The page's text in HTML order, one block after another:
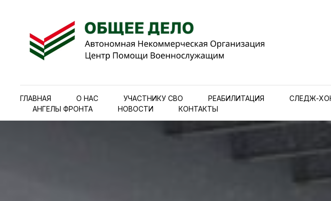
ГЛАВНАЯ О НАС УЧАСТНИКУ СВО РЕАБИЛИТАЦИЯ СЛЕДЖ-
АНГЕЛЫ ФРОНТА
НОВОСТИ КОНТАКТЫ